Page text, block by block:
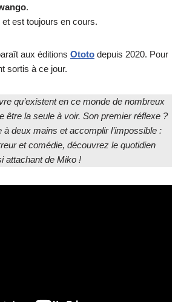
.
est toujours en cours.
aux éditions Ototo depuis 2020. Pour
sortis à ce jour.
qu’existent en ce monde de nombreux
être la seule à voir. Son premier réflexe ?
deux mains et accomplir l’impossible :
et comédie, découvrez le quotidien
attachant de Miko !